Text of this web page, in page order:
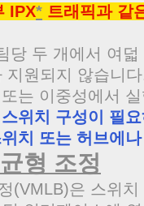
IPX* 트래픽과 같
당 두 개에서 여
지원되지 않습니
는 이중성에서
스위치 구성이 필
치 또는 허브에
형 조정
(VMLB)은 스위